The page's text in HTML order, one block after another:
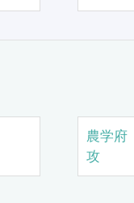
農学
攻